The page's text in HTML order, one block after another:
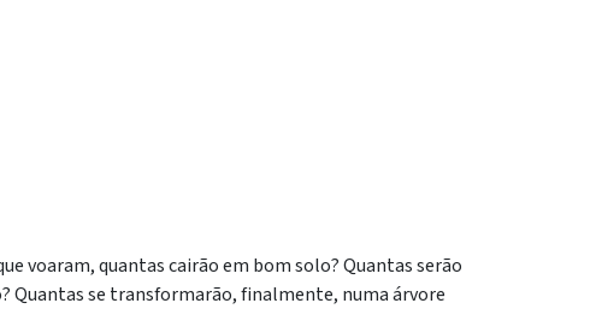
voaram, quantas cairão em bom solo? Quantas serão
Quantas se transformarão, finalmente, numa árvore